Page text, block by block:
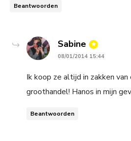
Beantwoorden
Sabine says:
08/01/2014 15:44
Ik koop ze altijd in zakken
groothandel! Hanos in mijn
Beantwoorden